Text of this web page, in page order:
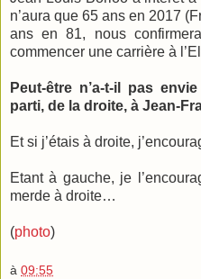
n’aura que 65 ans en 2017
ans en 81, nous
commencer une carrière à
Peut-être n’a-t-il pas
parti, de la droite, à Jean-
Et si j’étais à droite,
Etant à gauche, je
merde à droite…
(photo)
à 09:55